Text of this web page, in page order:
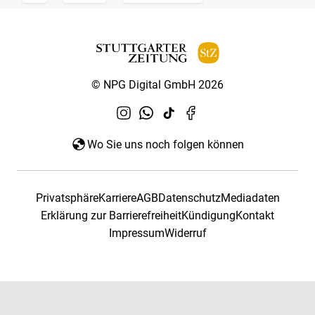
© NPG Digital GmbH 2026
Wo Sie uns noch folgen können
PrivatsphäreKarriereAGBDatenschutzMediadaten
Erklärung zur BarrierefreiheitKündigungKontakt
ImpressumWiderruf